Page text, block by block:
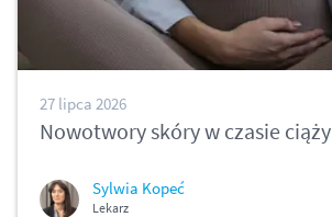
27 lipca 2026
Nowotwory skóry w czasie ciąży
Sylwia Kopeć
Lekarz